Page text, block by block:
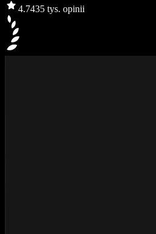
4.7435 tys. opinii